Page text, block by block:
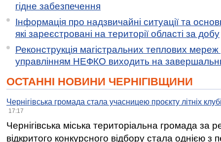
гідне забезпечення
Інформація про надзвичайні ситуації та
які зареєстровані на території області за добу
Реконструкція магістральних теплових мереж
управлінням НЕФКО виходить на
ОСТАННІ НОВИНИ ЧЕРНІГІВЩИНИ
Чернігівська громада стала учасницею проєкту літніх
17:17
Чернігівська міська територіальна громада за
відкритого конкурсного відбору стала однією